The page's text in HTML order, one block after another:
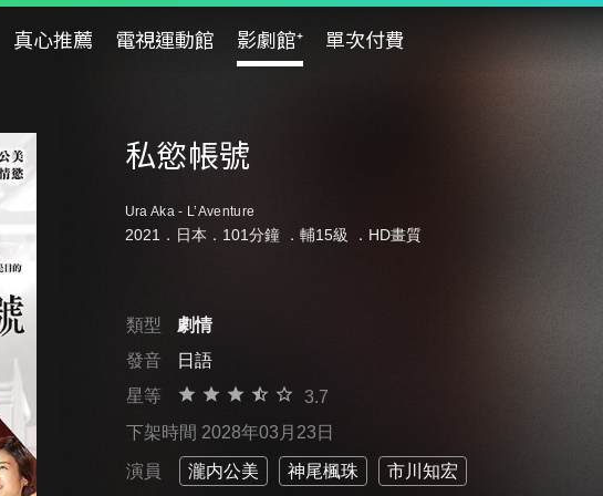
真心推薦 電視運動館 影劇館⁺ 單次付費
私慾帳號
Ura Aka - L’Aventure
2021．日本．101分鐘 ． 輔15級 ．HD畫質
類型
劇情
發音
日語
星等
3.7
下架時間 2028年03月23日
演員 瀧内公美 神尾楓珠 市川知宏